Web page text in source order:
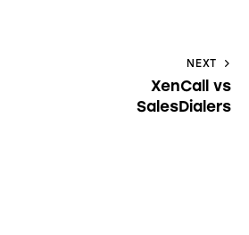
NEXT
XenCall vs
SalesDialers